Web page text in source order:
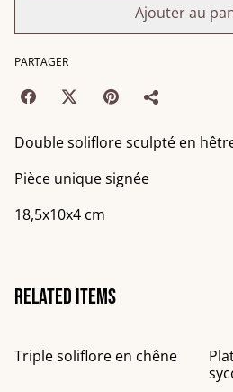
Ajouter au
PARTAGER
Double soliflore sculpté en
Pièce unique signée
18,5x10x4 cm
Related items
Triple soliflore en chêne